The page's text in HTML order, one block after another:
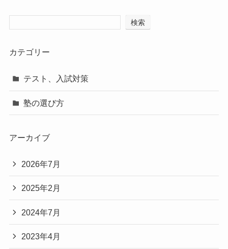
検索
カテゴリー
テスト、入試対策
塾の選び方
アーカイブ
2026年7月
2025年2月
2024年7月
2023年4月